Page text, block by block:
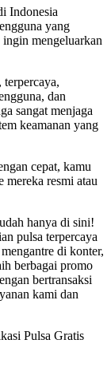
Indonesia
yang
mengeluarkan
dan
sangat menjaga
keamanan yang
cepat, kamu
mereka resmi atau
hanya di sini!
pulsa terpercaya
di konter,
berbagai promo
bertransaksi
kami dan
Pulsa Gratis